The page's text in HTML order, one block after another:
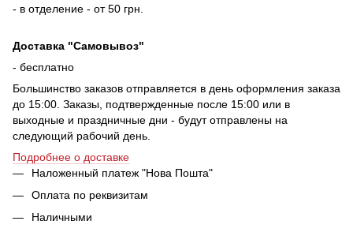
- в отделение - от 50 грн.
Доставка "Самовывоз"
- бесплатно
Большинство заказов отправляется в день оформления заказа
до 15:00. Заказы, подтвержденные после 15:00 или в
выходные и праздничные дни - будут отправлены на
следующий рабочий день.
Подробнее о доставке
Наложенный платеж "Нова Пошта"
Оплата по реквизитам
Наличными